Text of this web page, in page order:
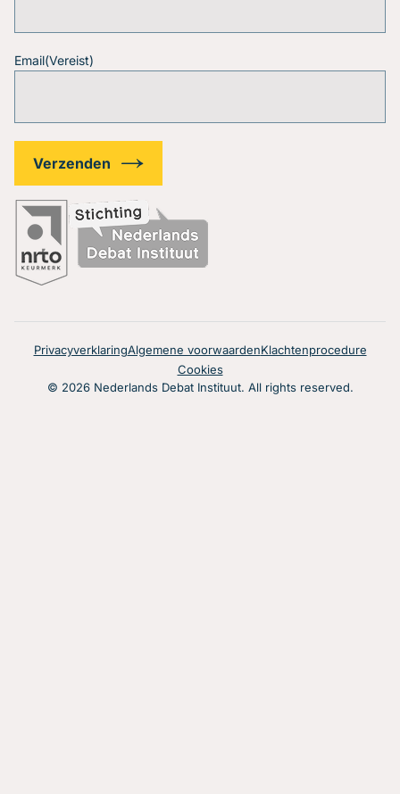
Email(Vereist)
PrivacyverklaringAlgemene voorwaardenKlachtenprocedure
Cookies
© 2026 Nederlands Debat Instituut. All rights reserved.